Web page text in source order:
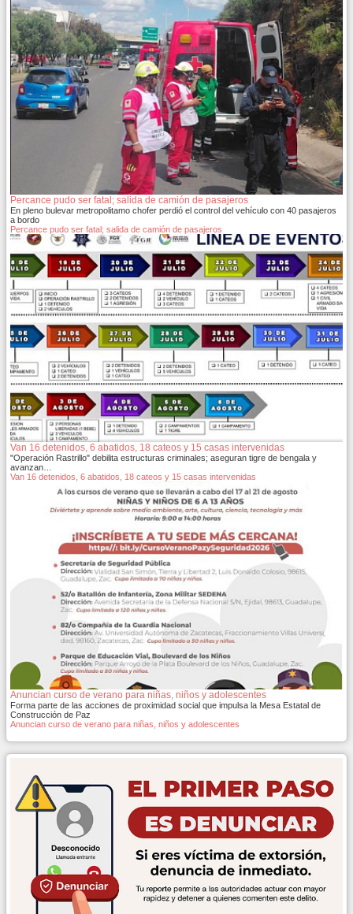
Percance pudo ser fatal; salida de camión de pasajeros
En pleno bulevar metropolitamo chofer perdió el control del vehículo con 40 pasajeros
a bordo
Percance pudo ser fatal; salida de camión de pasajeros
Van 16 detenidos, 6 abatidos, 18 cateos y 15 casas intervenidas
"Operación Rastrillo" debilita estructuras criminales; aseguran tigre de bengala y
avanzan…
Van 16 detenidos, 6 abatidos, 18 cateos y 15 casas intervenidas
Anuncian curso de verano para niñas, niños y adolescentes
Forma parte de las acciones de proximidad social que impulsa la Mesa Estatal de
Construcción de Paz
Anuncian curso de verano para niñas, niños y adolescentes